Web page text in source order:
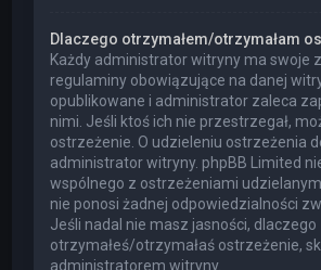
Dlaczego otrzymałem/otrzymałam
Każdy administrator witryny ma swoje
regulaminy obowiązujące na danej
opublikowane i administrator zaleca
nimi. Jeśli ktoś ich nie przestrzegał,
ostrzeżenie. O udzieleniu ostrzeżenia
administrator witryny. phpBB Limited
wspólnego z ostrzeżeniami
nie ponosi żadnej odpowiedzialności
Jeśli nadal nie masz jasności, dlaczego
otrzymałeś/otrzymałaś ostrzeżenie,
administratorem witryny.